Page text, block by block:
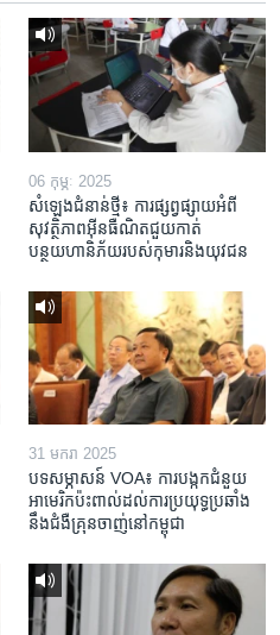
06 កុម្ភៈ 2025
សំឡេងជំនាន់ថ្មី៖ ការផ្សព្វផ្សាយអំពី
សុវត្ថិភាពអ៊ីនធឺណិតជួយកាត់
បន្ថយហានិភ័យរបស់កុមារនិងយុវជន
31 មករា 2025
បទសម្ភាសន៍ VOA៖ ការបង្កក​ជំនួយ​
អាមេរិក​ប៉ះពាល់ដល់​ការប្រយុទ្ធ​ប្រឆាំង​
នឹង​ជំងឺ​គ្រុនចាញ់​នៅ​កម្ពុជា